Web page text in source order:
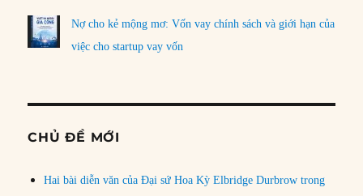
Nợ cho kẻ mộng mơ: Vốn vay chính sách và giới hạn của
việc cho startup vay vốn
CHỦ ĐỀ MỚI
Hai bài diễn văn của Đại sứ Hoa Kỳ Elbridge Durbrow trong